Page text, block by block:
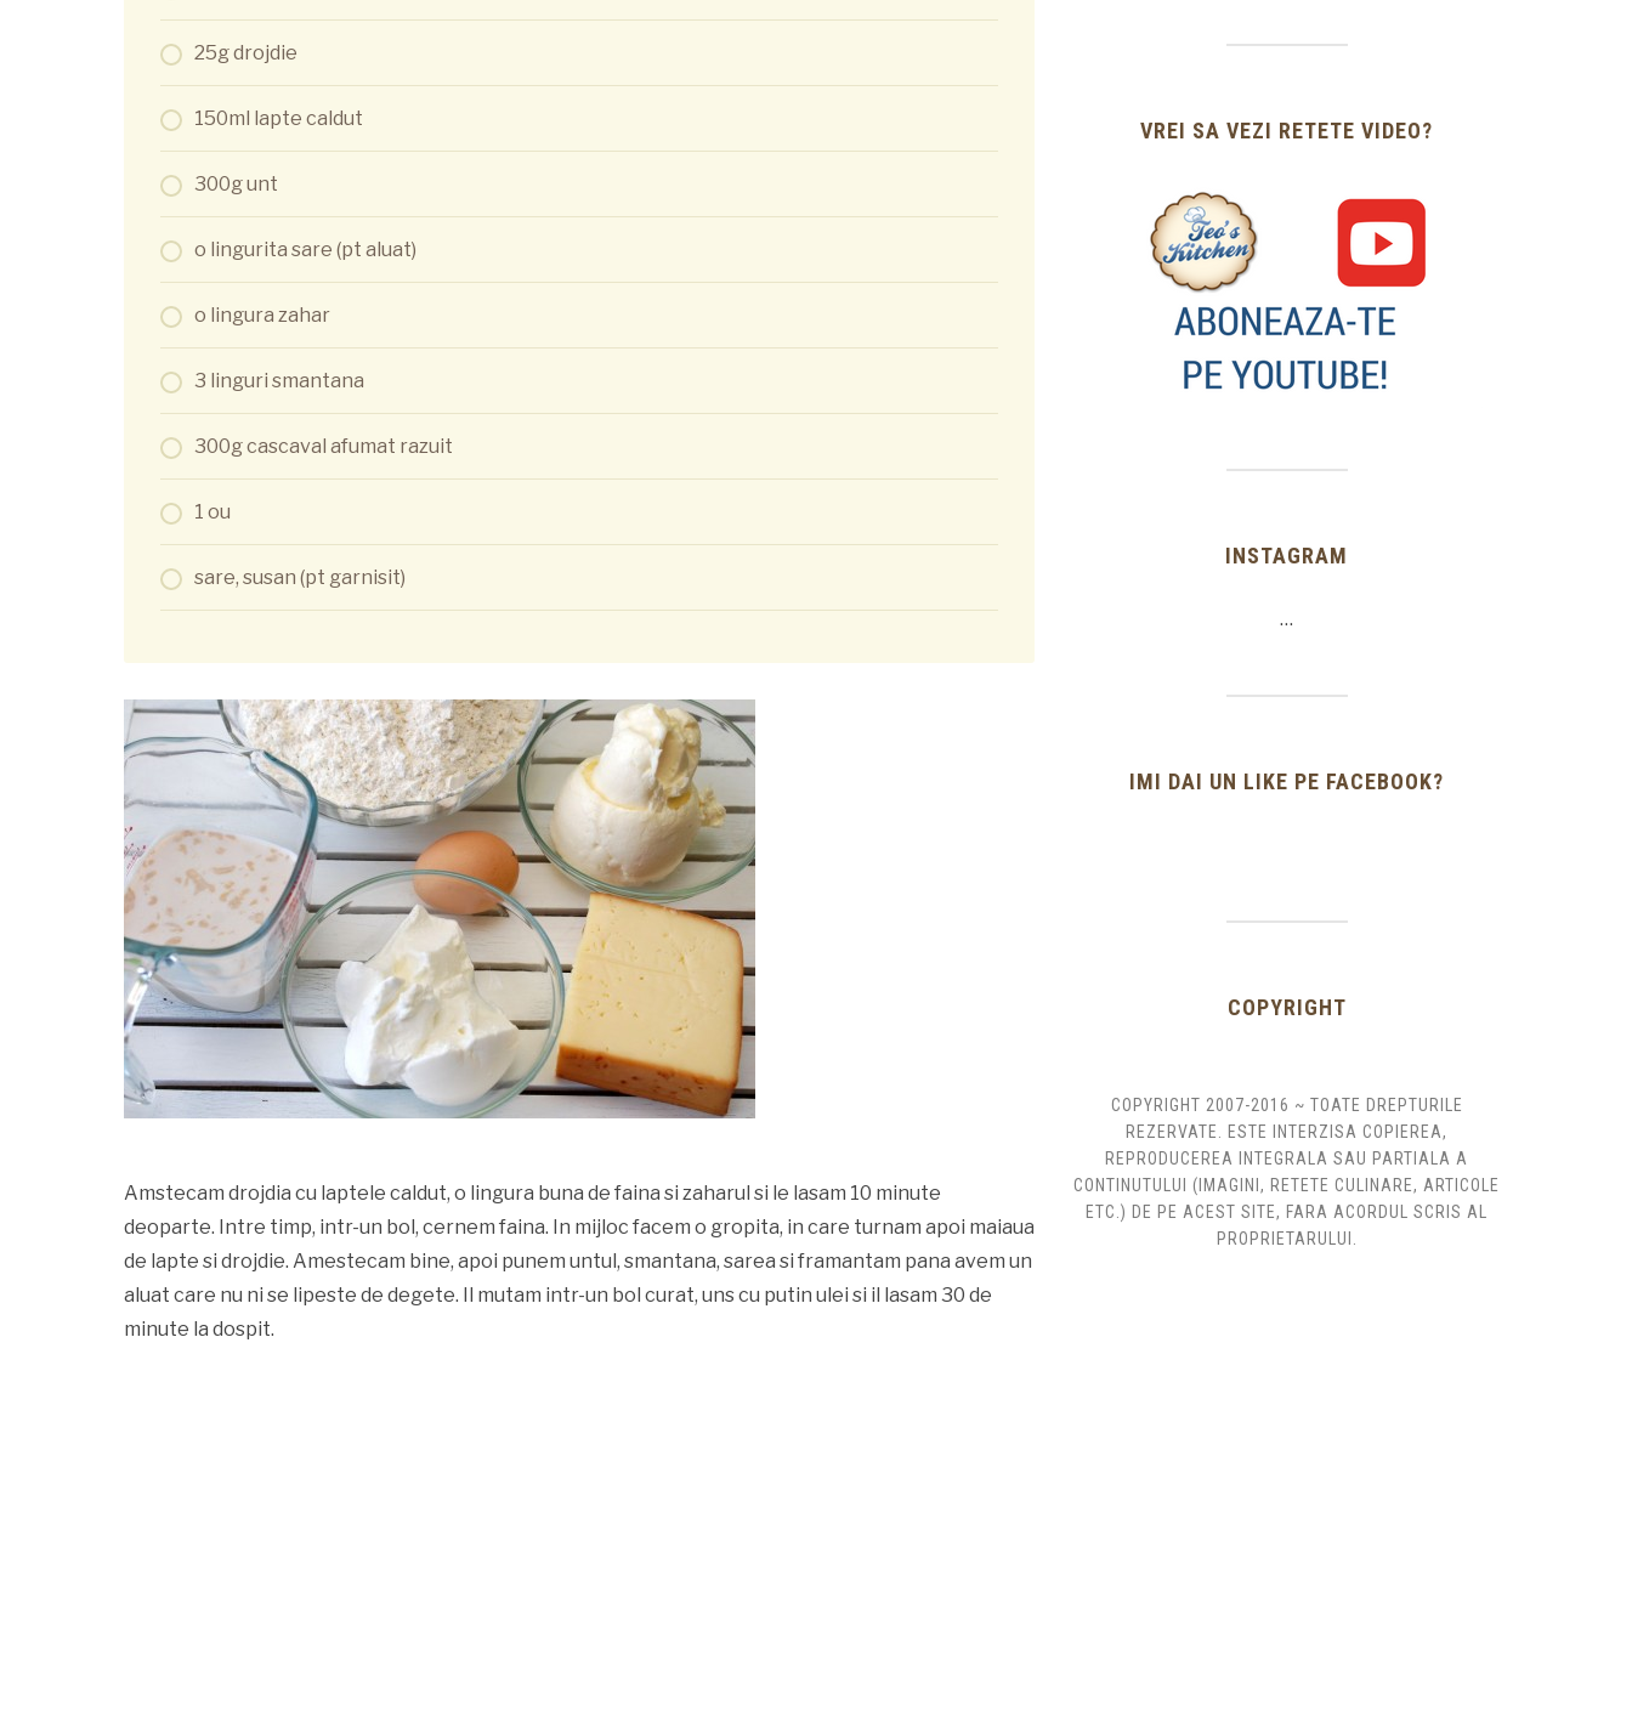
25g drojdie
150ml lapte caldut
300g unt
o lingurita sare (pt aluat)
o lingura zahar
3 linguri smantana
300g cascaval afumat razuit
1 ou
sare, susan (pt garnisit)
Amstecam drojdia cu laptele caldut, o lingura buna de faina si zaharul si le lasam 10 minute
deoparte. Intre timp, intr-un bol, cernem faina. In mijloc facem o gropita, in care turnam apoi maiaua
de lapte si drojdie. Amestecam bine, apoi punem untul, smantana, sarea si framantam pana avem un
aluat care nu ni se lipeste de degete. Il mutam intr-un bol curat, uns cu putin ulei si il lasam 30 de
minute la dospit.
VREI SA VEZI RETETE VIDEO?
INSTAGRAM
…
IMI DAI UN LIKE PE FACEBOOK?
COPYRIGHT
COPYRIGHT 2007-2016 ~ TOATE DREPTURILE
REZERVATE. ESTE INTERZISA COPIEREA,
REPRODUCEREA INTEGRALA SAU PARTIALA A
CONTINUTULUI (IMAGINI, RETETE CULINARE, ARTICOLE
ETC.) DE PE ACEST SITE, FARA ACORDUL SCRIS AL
PROPRIETARULUI.